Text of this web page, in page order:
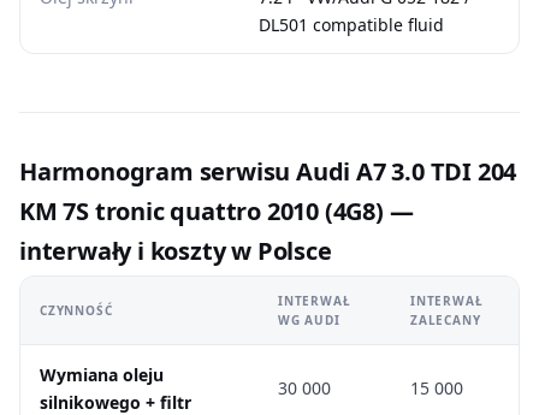
DL501 compatible fluid
Harmonogram serwisu Audi A7 3.0 TDI 204
KM 7S tronic quattro 2010 (4G8) —
interwały i koszty w Polsce
CZYNNOŚĆ
INTERWAŁ
WG AUDI
INTERWAŁ
ZALECANY
Wymiana oleju
silnikowego + filtr
30 000 15 000